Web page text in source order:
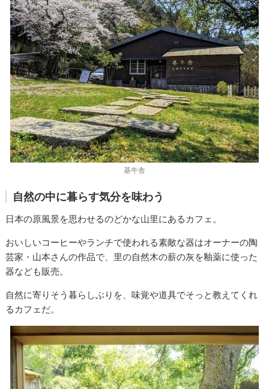
基牛舎
自然の中に暮らす気分を味わう
日本の原風景を思わせるのどかな山里にあるカフェ。
おいしいコーヒーやランチで使われる素敵な器はオーナーの陶
芸家・山本さんの作品で、里の自然木の薪の灰を釉薬に使った
器なども販売。
自然に寄りそう暮らしぶりを、味覚や道具でそっと教えてくれ
るカフェだ。